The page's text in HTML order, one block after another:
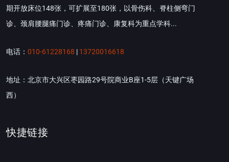
期开放床位148张，可扩展至180张，以骨伤科、脊柱侧弯门
诊、颈肩腰腿痛门诊、疼痛门诊、康复科为重点学科...
电话： 010-61228168 | 13720016618
地址：北京市大兴区枣园路29号院商业B座1-5层（天键广场
西）
快捷链接